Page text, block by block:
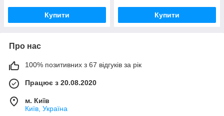
Купити Купити
Про нас
100% позитивних з 67 відгуків за рік
Працює з 20.08.2020
м. Київ
Київ, Україна